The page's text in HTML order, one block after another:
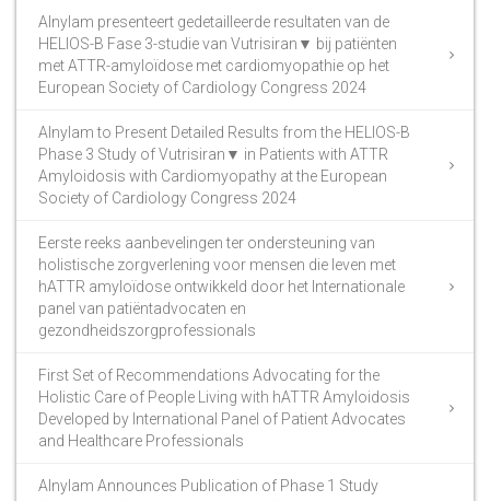
Alnylam presenteert gedetailleerde resultaten van de
HELIOS-B Fase 3-studie van Vutrisiran▼ bij patiënten
met ATTR-amyloïdose met cardiomyopathie op het
European Society of Cardiology Congress 2024
Alnylam to Present Detailed Results from the HELIOS-B
Phase 3 Study of Vutrisiran▼ in Patients with ATTR
Amyloidosis with Cardiomyopathy at the European
Society of Cardiology Congress 2024
Eerste reeks aanbevelingen ter ondersteuning van
holistische zorgverlening voor mensen die leven met
hATTR amyloïdose ontwikkeld door het Internationale
panel van patiëntadvocaten en
gezondheidszorgprofessionals
First Set of Recommendations Advocating for the
Holistic Care of People Living with hATTR Amyloidosis
Developed by International Panel of Patient Advocates
and Healthcare Professionals
Alnylam Announces Publication of Phase 1 Study